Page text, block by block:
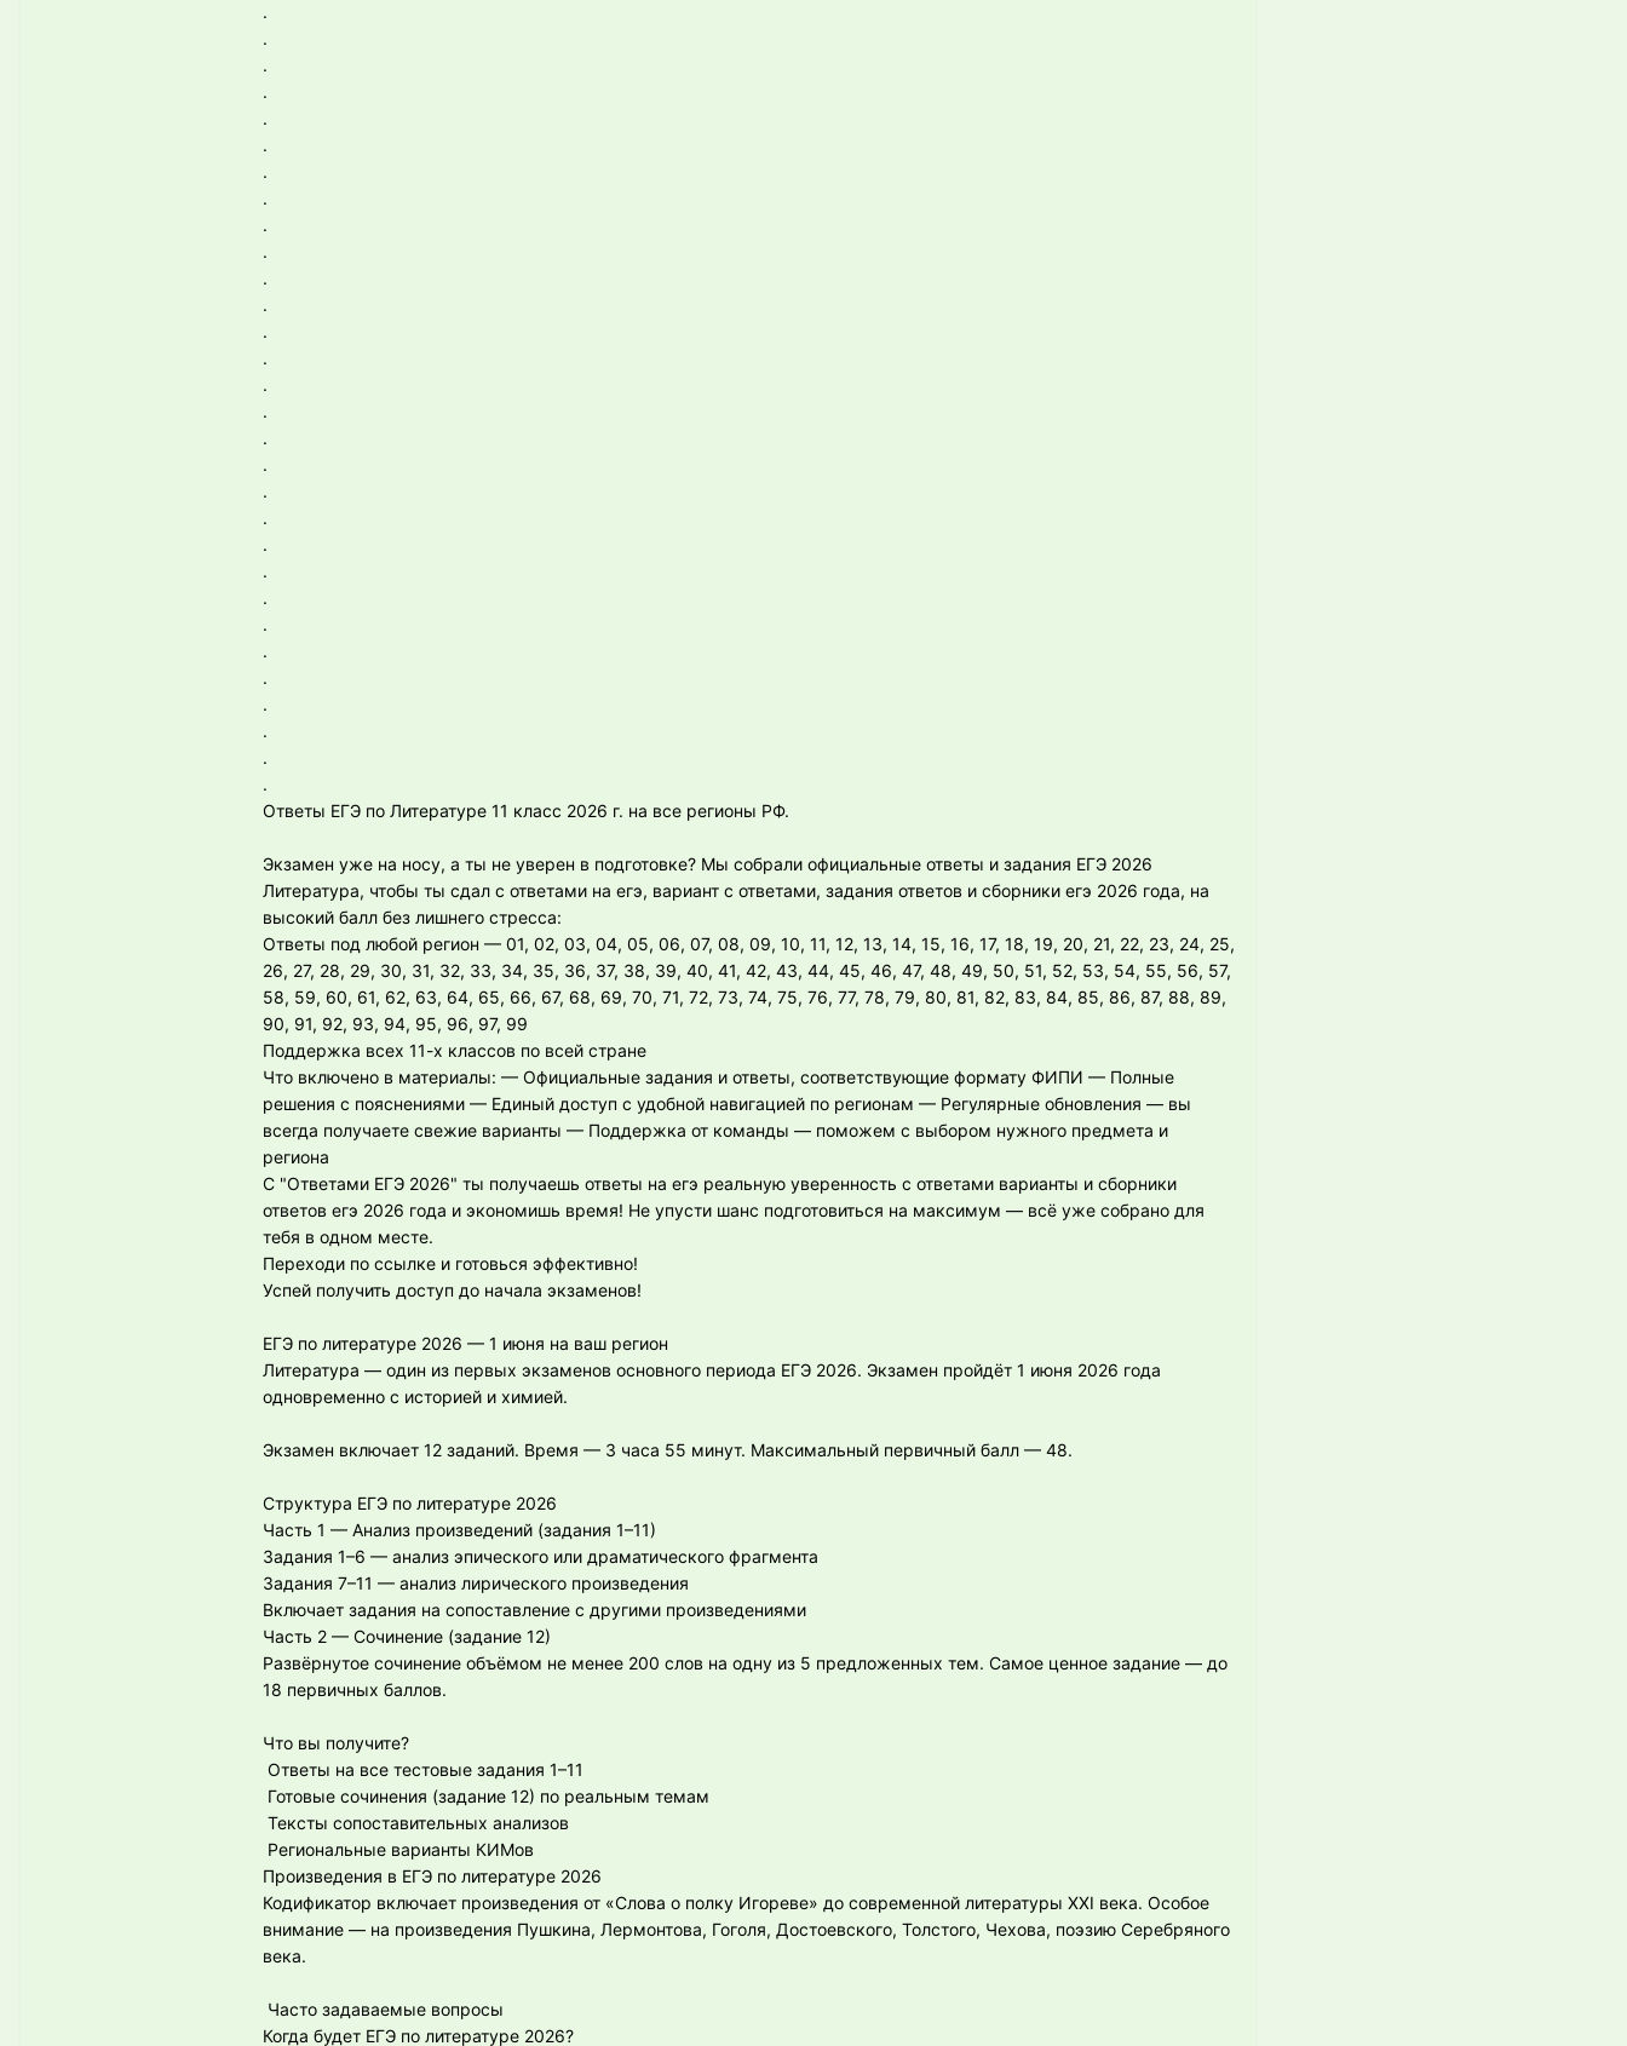
.
.
.
.
.
.
.
.
.
.
.
.
.
.
.
.
.
.
.
.
.
.
.
.
.
.
.
.
.
.
Ответы ЕГЭ по Литературе 11 класс 2026 г. на все регионы РФ.
Экзамен уже на носу, а ты не уверен в подготовке? Мы собрали официальные ответы и задания ЕГЭ 2026
Литература, чтобы ты сдал с ответами на егэ, вариант с ответами, задания ответов и сборники егэ 2026 года, на
высокий балл без лишнего стресса:
Ответы под любой регион — 01, 02, 03, 04, 05, 06, 07, 08, 09, 10, 11, 12, 13, 14, 15, 16, 17, 18, 19, 20, 21, 22, 23, 24, 25,
26, 27, 28, 29, 30, 31, 32, 33, 34, 35, 36, 37, 38, 39, 40, 41, 42, 43, 44, 45, 46, 47, 48, 49, 50, 51, 52, 53, 54, 55, 56, 57,
58, 59, 60, 61, 62, 63, 64, 65, 66, 67, 68, 69, 70, 71, 72, 73, 74, 75, 76, 77, 78, 79, 80, 81, 82, 83, 84, 85, 86, 87, 88, 89,
90, 91, 92, 93, 94, 95, 96, 97, 99
Поддержка всех 11-х классов по всей стране
Что включено в материалы: — Официальные задания и ответы, соответствующие формату ФИПИ — Полные
решения с пояснениями — Единый доступ с удобной навигацией по регионам — Регулярные обновления — вы
всегда получаете свежие варианты — Поддержка от команды — поможем с выбором нужного предмета и
региона
С "Ответами ЕГЭ 2026" ты получаешь ответы на егэ реальную уверенность с ответами варианты и сборники
ответов егэ 2026 года и экономишь время! Не упусти шанс подготовиться на максимум — всё уже собрано для
тебя в одном месте.
Переходи по ссылке и готовься эффективно!
Успей получить доступ до начала экзаменов!
ЕГЭ по литературе 2026 — 1 июня на ваш регион
Литература — один из первых экзаменов основного периода ЕГЭ 2026. Экзамен пройдёт 1 июня 2026 года
одновременно с историей и химией.
Экзамен включает 12 заданий. Время — 3 часа 55 минут. Максимальный первичный балл — 48.
Структура ЕГЭ по литературе 2026
Часть 1 — Анализ произведений (задания 1–11)
Задания 1–6 — анализ эпического или драматического фрагмента
Задания 7–11 — анализ лирического произведения
Включает задания на сопоставление с другими произведениями
Часть 2 — Сочинение (задание 12)
Развёрнутое сочинение объёмом не менее 200 слов на одну из 5 предложенных тем. Самое ценное задание — до
18 первичных баллов.
Что вы получите?
Ответы на все тестовые задания 1–11
Готовые сочинения (задание 12) по реальным темам
Тексты сопоставительных анализов
Региональные варианты КИМов
Произведения в ЕГЭ по литературе 2026
Кодификатор включает произведения от «Слова о полку Игореве» до современной литературы XXI века. Особое
внимание — на произведения Пушкина, Лермонтова, Гоголя, Достоевского, Толстого, Чехова, поэзию Серебряного
века.
Часто задаваемые вопросы
Когда будет ЕГЭ по литературе 2026?